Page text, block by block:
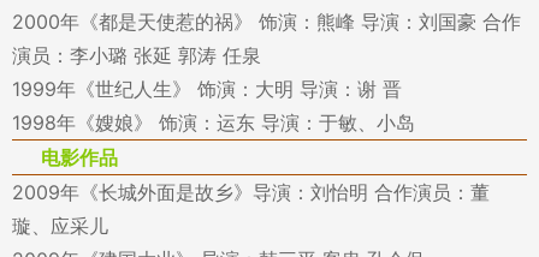
2000年《都是天使惹的祸》 饰演：熊峰 导演：刘国豪 合作
演员：李小璐 张延 郭涛 任泉
1999年《世纪人生》 饰演：大明 导演：谢 晋
1998年《嫂娘》 饰演：运东 导演：于敏、小岛
电影作品
2009年《长城外面是故乡》导演：刘怡明 合作演员：董
璇、应采儿